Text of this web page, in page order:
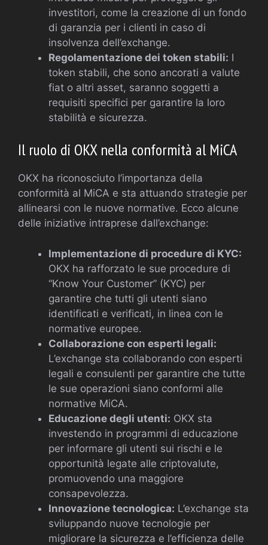
investitori, come la creazione di un fondo
di garanzia per i clienti in caso di
insolvenza dell’exchange.
Regolamentazione dei token stabili: I
token stabili, che sono ancorati a valute
fiat o altri asset, saranno soggetti a
requisiti specifici per garantire la loro
stabilità e sicurezza.
Il ruolo di OKX nella conformità al MiCA
OKX ha riconosciuto l’importanza della
conformità al MiCA e sta attuando strategie per
allinearsi con le nuove normative. Ecco alcune
delle iniziative intraprese dall’exchange:
Implementazione di procedure di KYC:
OKX ha rafforzato le sue procedure di
“Know Your Customer” (KYC) per
garantire che tutti gli utenti siano
identificati e verificati, in linea con le
normative europee.
Collaborazione con esperti legali:
L’exchange sta collaborando con esperti
legali e consulenti per garantire che tutte
le sue operazioni siano conformi alle
normative MiCA.
Educazione degli utenti: OKX sta
investendo in programmi di educazione
per informare gli utenti sui rischi e le
opportunità legate alle criptovalute,
promuovendo una maggiore
consapevolezza.
Innovazione tecnologica: L’exchange sta
sviluppando nuove tecnologie per
migliorare la sicurezza e l’efficienza delle